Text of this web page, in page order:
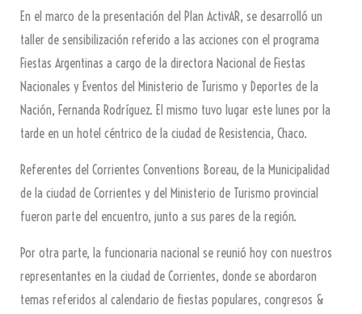
En el marco de la presentación del Plan ActivAR, se desarrolló un
taller de sensibilización referido a las acciones con el programa
Fiestas Argentinas a cargo de la directora Nacional de Fiestas
Nacionales y Eventos del Ministerio de Turismo y Deportes de la
Nación, Fernanda Rodríguez. El mismo tuvo lugar este lunes por la
tarde en un hotel céntrico de la ciudad de Resistencia, Chaco.
Referentes del Corrientes Conventions Boreau, de la Municipalidad
de la ciudad de Corrientes y del Ministerio de Turismo provincial
fueron parte del encuentro, junto a sus pares de la región.
Por otra parte, la funcionaria nacional se reunió hoy con nuestros
representantes en la ciudad de Corrientes, donde se abordaron
temas referidos al calendario de fiestas populares, congresos &